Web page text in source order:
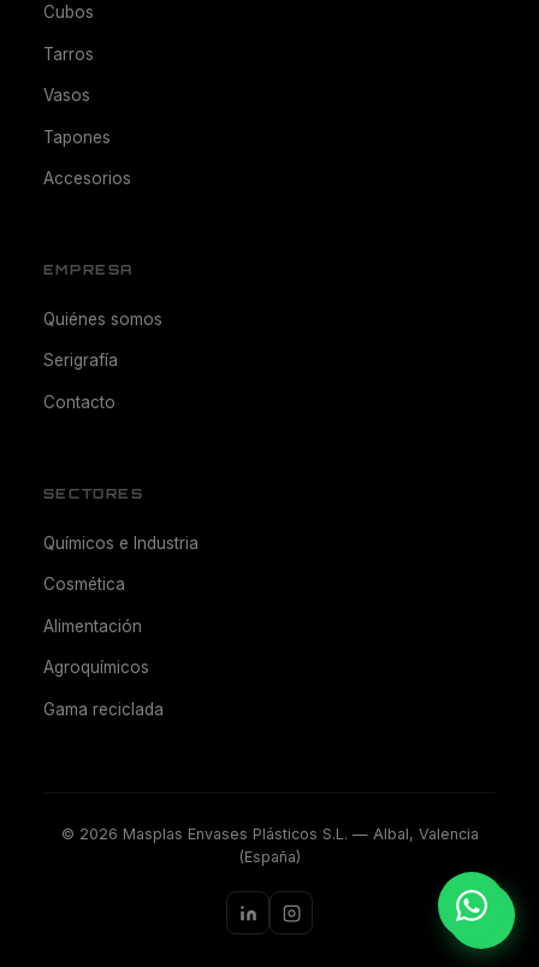
Cubos
Tarros
Vasos
Tapones
Accesorios
EMPRESA
Quiénes somos
Serigrafía
Contacto
SECTORES
Químicos e Industria
Cosmética
Alimentación
Agroquímicos
Gama reciclada
© 2026 Masplas Envases Plásticos S.L. — Albal, Valencia
(España)